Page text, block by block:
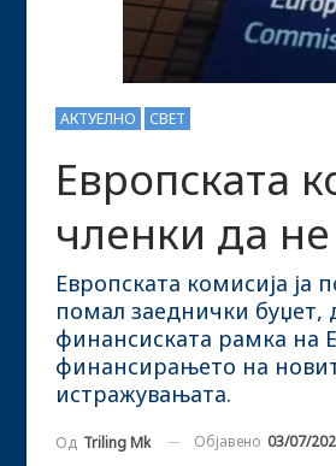
АКТУЕЛНО СВЕТ
Европската
членки да
Европската комисија ја
помал заеднички буџет,
финансиската рамка на
финансирањето на
истражувањата.
Од Triling Mk Објавено 03/07/